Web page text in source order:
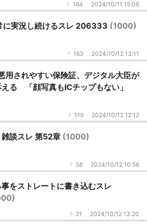
164 2024/10/11 15:06
に実況し続けるスレ 206333 (1000)
163 2024/10/12 13:11
用されやすい保険証、デジタル大臣が
る 「顔写真もICチップもない」
119 2024/10/12 12:12
談スレ 第52章 (1000)
58 2024/10/12 10:56
をストレートに書き込むスレ
21 2024/10/12 13:20